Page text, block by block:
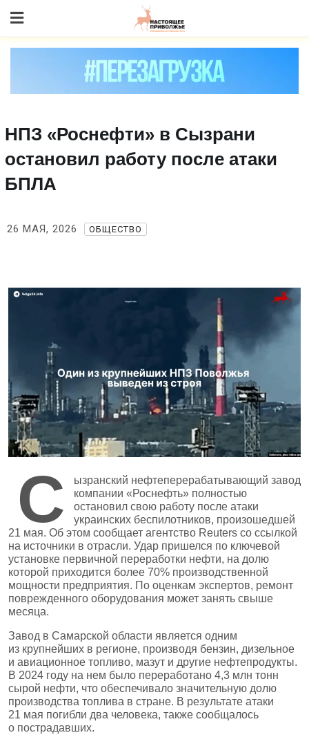
to content
НПЗ «Роснефти» в Сызрани
остановил работу после атаки
БПЛА
26 МАЯ, 2026 ОБЩЕСТВО
С
ызранский нефтеперерабатывающий завод
компании «Роснефть» полностью
остановил свою работу после атаки
украинских беспилотников, произошедшей
21 мая. Об этом сообщает агентство Reuters со ссылкой
на источники в отрасли. Удар пришелся по ключевой
установке первичной переработки нефти, на долю
которой приходится более 70% производственной
мощности предприятия. По оценкам экспертов, ремонт
поврежденного оборудования может занять свыше
месяца.
Завод в Самарской области является одним
из крупнейших в регионе, производя бензин, дизельное
и авиационное топливо, мазут и другие нефтепродукты.
В 2024 году на нем было переработано 4,3 млн тонн
сырой нефти, что обеспечивало значительную долю
производства топлива в стране. В результате атаки
21 мая погибли два человека, также сообщалось
о пострадавших.